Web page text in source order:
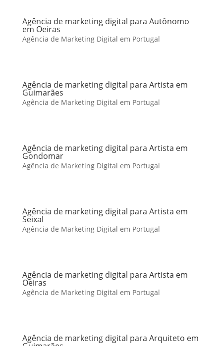
Agência de marketing digital para Autônomo
em Oeiras
Agência de Marketing Digital em Portugal
Agência de marketing digital para Artista em
Guimarães
Agência de Marketing Digital em Portugal
Agência de marketing digital para Artista em
Gondomar
Agência de Marketing Digital em Portugal
Agência de marketing digital para Artista em
Seixal
Agência de Marketing Digital em Portugal
Agência de marketing digital para Artista em
Oeiras
Agência de Marketing Digital em Portugal
Agência de marketing digital para Arquiteto em